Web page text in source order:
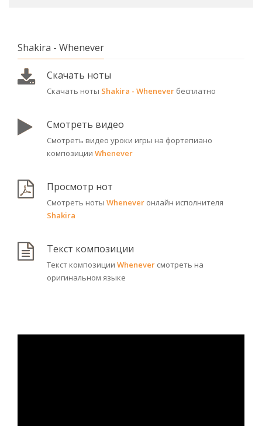
Shakira - Whenever
Скачать ноты
Скачать ноты Shakira - Whenever бесплатно
Смотреть видео
Смотреть видео уроки игры на фортепиано
композиции Whenever
Просмотр нот
Смотреть ноты Whenever онлайн исполнителя
Shakira
Текст композиции
Текст композиции Whenever смотреть на
оригинальном языке